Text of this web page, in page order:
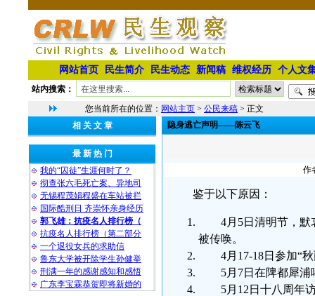
网站首页 民生简介 民生动态 新闻稿 维权经历 个人文
站内搜索：
您当前所在的位置： 网站主页 > 公民来稿 > 正文
相 关 文 章
最 新 热 门
我的“囚徒”生涯何时了？
彻查张六毛死亡案、异地司
无锡程茂娟程盛在车站被拦
国际酷刑日 齐崇怀亲身经历
郭飞雄：抗疫名人排行榜（
抗疫名人排行榜（第二部分
一个退役女兵的求助信
鲁东大学被开除学生孙健举
刑满一年的感谢感知和感悟
广东李宝霖恭贺即将新婚的
隐身逃亡声明——陈云飞
作
鉴于以下原因：
4月5日清明节，
被传唤。
4月17-18日参加“
5月7日在陴都犀
5月12日十八周年